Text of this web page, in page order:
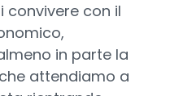
convivere con il
in parte la
attendiamo a